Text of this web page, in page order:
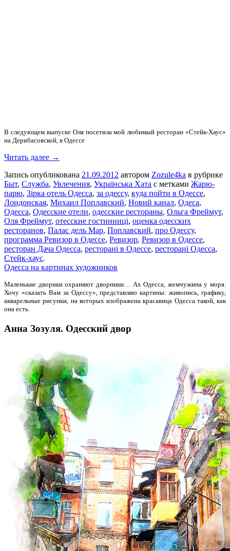
В следующем выпуске Оля посетила мой любимый ресторан «Стейк-Хаус»
на Дерибасовской, в Одессе
Читать далее →
Запись опубликована 21.09.2012 автором Zozule4ka в рубрике
Быт, Служба, Увлечения, Українська Хата с метками Жарю-
парю, Зірка отель Одесса, за одессу, куда пойти в Одессе,
Лондонская, Михаил Поплавский, Новий канал, Одеса,
Одесса, Одесские отели, одесские рестораны, Ольга Фреймут,
Оля Фреймут, отесские гостинниці, оценка одесских
ресторанов, Палас дель Мар, Поплавский, про Одессу,
программа Ревизор в Одессе, Ревизор, Ревизор в Одессе,
ресторан Дача Одесса, ресторані в Одессе, ресторані Одесса,
Стейк-хаус.
Одесса на картинах художников
Маленькие дворики охраняют дворники… Ах Одесса, жемчужина у моря.
Хочу «сказать Вам за Одессу», представляю картины: живопись, графику,
акварельные рисунки, на которых изображена красавица Одесса такой, как
она есть.
Анна Зозуля. Одесский двор